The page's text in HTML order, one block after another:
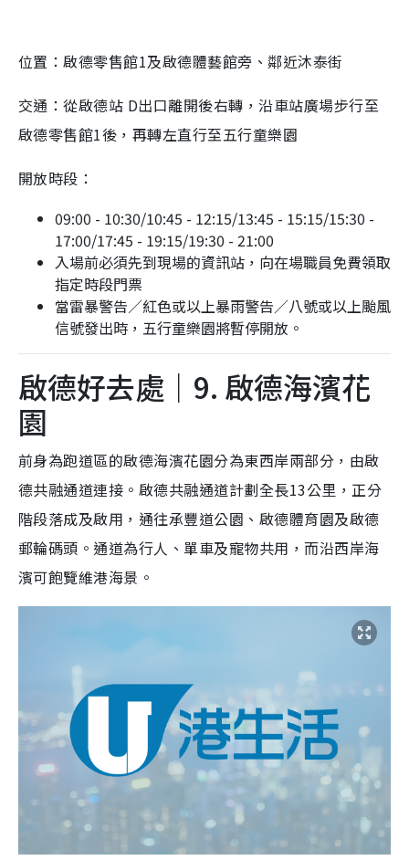
位置：啟德零售館1及啟德體藝館旁、鄰近沐泰街
交通：從啟德站 D出口離開後右轉，沿車站廣場步行至
啟德零售館1後，再轉左直行至五行童樂園
開放時段：
09:00 - 10:30/10:45 - 12:15/13:45 - 15:15/15:30 -
17:00/17:45 - 19:15/19:30 - 21:00
入場前必須先到現場的資訊站，向在場職員免費領取
指定時段門票
當雷暴警告／紅色或以上暴雨警告／八號或以上颱風
信號發出時，五行童樂園將暫停開放。
啟德好去處｜9. 啟德海濱花
園
前身為跑道區的啟德海濱花園分為東西岸兩部分，由啟
德共融通道連接。啟德共融通道計劃全長13公里，正分
階段落成及啟用，通往承豐道公園、啟德體育園及啟德
郵輪碼頭。通道為行人、單車及寵物共用，而沿西岸海
濱可飽覽維港海景。